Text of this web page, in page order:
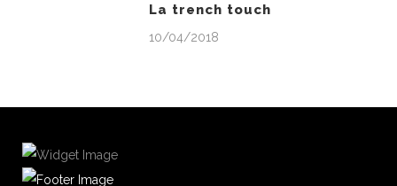
La trench touch
10/04/2018